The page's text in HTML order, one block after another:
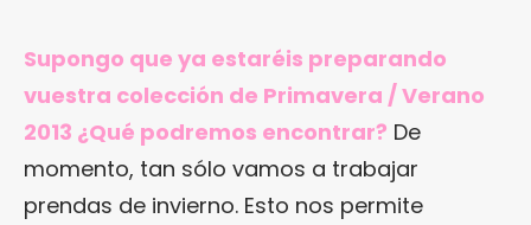
Supongo que ya estaréis preparando
vuestra colección de Primavera / Verano
2013 ¿Qué podremos encontrar? De
momento, tan sólo vamos a trabajar
prendas de invierno. Esto nos permite